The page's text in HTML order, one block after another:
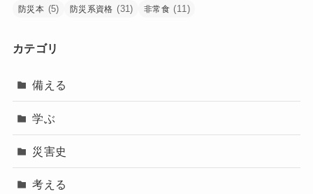
防災本 (5) 防災系資格 (31) 非常食 (11)
カテゴリ
備える
学ぶ
災害史
考える